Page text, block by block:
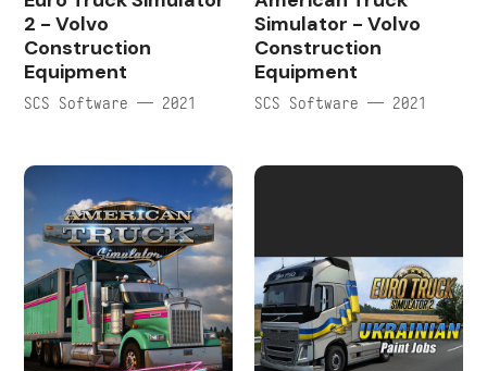
2 - Volvo
Construction
Equipment
SCS Software — 2021
Simulator - Volvo
Construction
Equipment
SCS Software — 2021